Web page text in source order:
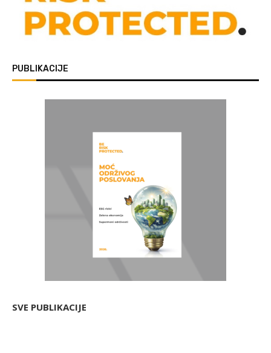
PUBLIKACIJE
SVE PUBLIKACIJE